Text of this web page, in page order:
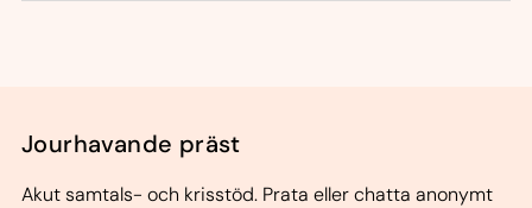
Jourhavande präst
Akut samtals- och krisstöd. Prata eller chatta anonymt